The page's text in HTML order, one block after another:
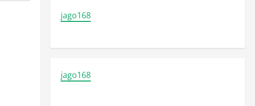
jago168
jago168